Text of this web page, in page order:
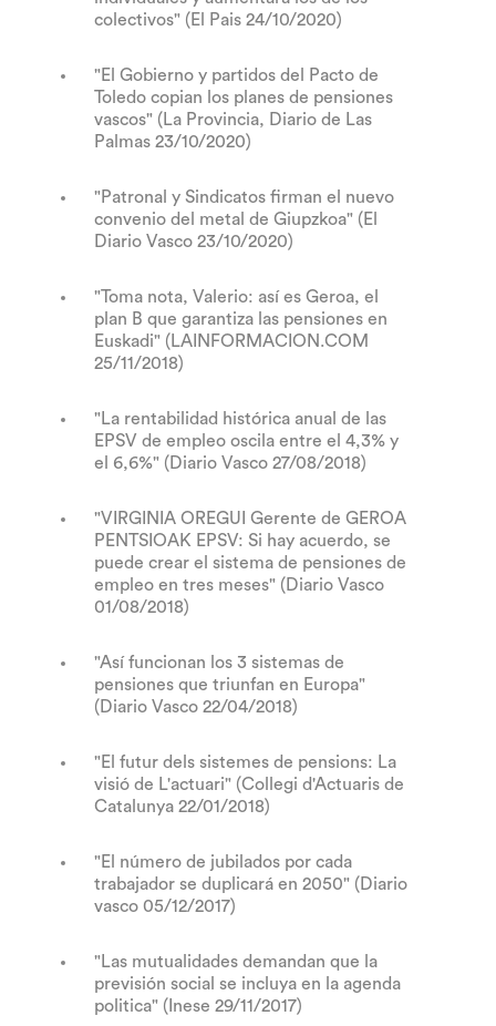
colectivos" (El Pais 24/10/2020)
"El Gobierno y partidos del Pacto de
Toledo copian los planes de pensiones
vascos" (La Provincia, Diario de Las
Palmas 23/10/2020)
"Patronal y Sindicatos firman el nuevo
convenio del metal de Giupzkoa" (El
Diario Vasco 23/10/2020)
"Toma nota, Valerio: así es Geroa, el
plan B que garantiza las pensiones en
Euskadi" (LAINFORMACION.COM
25/11/2018)
"La rentabilidad histórica anual de las
EPSV de empleo oscila entre el 4,3% y
el 6,6%" (Diario Vasco 27/08/2018)
"VIRGINIA OREGUI Gerente de GEROA
PENTSIOAK EPSV: Si hay acuerdo, se
puede crear el sistema de pensiones de
empleo en tres meses" (Diario Vasco
01/08/2018)
"Así funcionan los 3 sistemas de
pensiones que triunfan en Europa"
(Diario Vasco 22/04/2018)
"El futur dels sistemes de pensions: La
visió de L'actuari" (Collegi d'Actuaris de
Catalunya 22/01/2018)
"El número de jubilados por cada
trabajador se duplicará en 2050" (Diario
vasco 05/12/2017)
"Las mutualidades demandan que la
previsión social se incluya en la agenda
politica" (Inese 29/11/2017)